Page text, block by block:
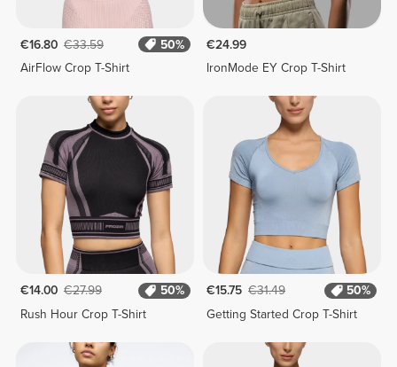
€16.80 €33.59
50%
AirFlow Crop T-Shirt
€24.99
IronMode EY Crop T-Shirt
€14.00 €27.99
50%
Rush Hour Crop T-Shirt
€15.75 €31.49
50%
Getting Started Crop T-Shirt